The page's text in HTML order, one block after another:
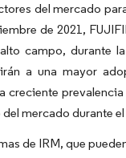
del mercado
de 2021,
campo, durante
a una mayor
mercado durante
de IRM, que